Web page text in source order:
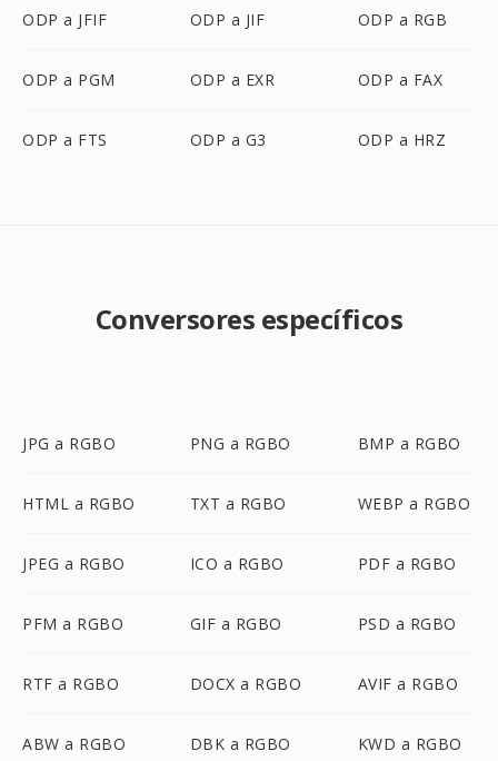
ODP a JFIF ODP a JIF ODP a RGB
ODP a PGM ODP a EXR ODP a FAX
ODP a FTS ODP a G3 ODP a HRZ
Conversores específicos
JPG a RGBO PNG a RGBO BMP a RGBO
HTML a RGBO TXT a RGBO WEBP a RGBO
JPEG a RGBO ICO a RGBO PDF a RGBO
PFM a RGBO GIF a RGBO PSD a RGBO
RTF a RGBO DOCX a RGBO AVIF a RGBO
ABW a RGBO DBK a RGBO KWD a RGBO